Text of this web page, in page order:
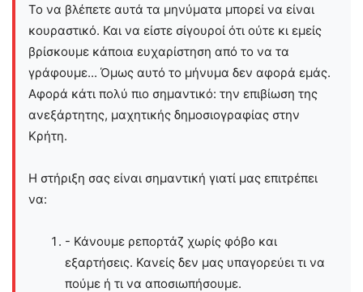
Το να βλέπετε αυτά τα μηνύματα μπορεί να είναι
κουραστικό. Και να είστε σίγουροί ότι ούτε κι εμείς
βρίσκουμε κάποια ευχαρίστηση από το να τα
γράφουμε... Όμως αυτό το μήνυμα δεν αφορά εμάς.
Αφορά κάτι πολύ πιο σημαντικό: την επιβίωση της
ανεξάρτητης, μαχητικής δημοσιογραφίας στην
Kρήτη.
Η στήριξη σας είναι σημαντική γιατί μας επιτρέπει
να:
- Κάνουμε ρεπορτάζ χωρίς φόβο και
εξαρτήσεις. Κανείς δεν μας υπαγορεύει τι να
πούμε ή τι να αποσιωπήσουμε.